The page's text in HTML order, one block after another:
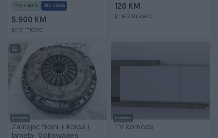
Prvi vlasnik Bez udesa
5.900 KM
prije mjesec
120 KM
prije 2 mjeseca
Dostupno
Zamajac fiksni + korpa i
lamela- Volkswagen
Dostupno
TV komoda